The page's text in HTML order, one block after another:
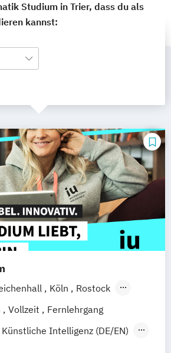
Studium in Trier, dass du als
kannst:
Köln
Rostock
Frankfurt am Main
Karlsruhe Kassel
Vollzeit
Fernlehrgang
Intelligenz (DE/EN)